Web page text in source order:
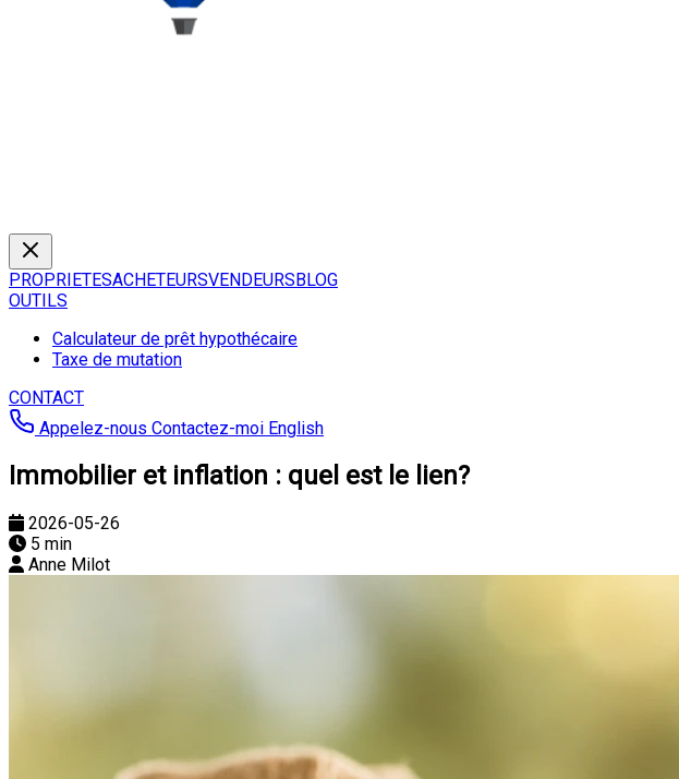
PROPRIETESACHETEURSVENDEURSBLOG
OUTILS
Calculateur de prêt hypothécaire
Taxe de mutation
CONTACT
Appelez-nous Contactez-moi English
Immobilier et inflation : quel est le lien?
2026-05-26
5 min
Anne Milot